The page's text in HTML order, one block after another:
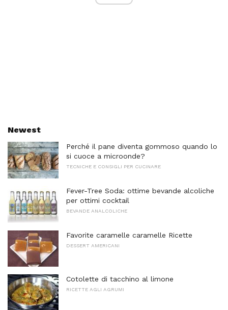
Newest
Perché il pane diventa gommoso quando lo
si cuoce a microonde?
TECNICHE E CONSIGLI PER CUCINARE
Fever-Tree Soda: ottime bevande alcoliche
per ottimi cocktail
BEVANDE ANALCOLICHE
Favorite caramelle caramelle Ricette
DESSERT AMERICANI
Cotolette di tacchino al limone
RICETTE AGLI AGRUMI